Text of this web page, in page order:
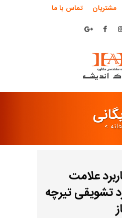
مشتریان تماس با ما
>
علامت
تشویقی تیرچه